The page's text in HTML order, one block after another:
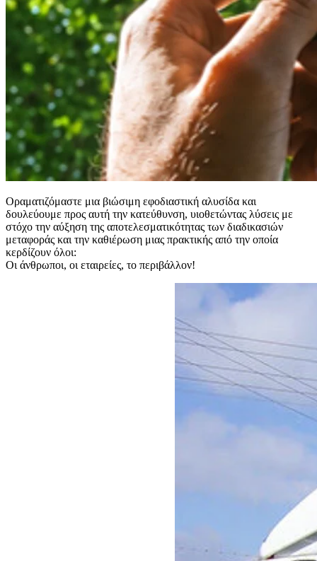
Οραματιζόμαστε μια βιώσιμη εφοδιαστική αλυσίδα και
δουλεύουμε προς αυτή την κατεύθυνση, υιοθετώντας λύσεις με
στόχο την αύξηση της αποτελεσματικότητας των διαδικασιών
μεταφοράς και την καθιέρωση μιας πρακτικής από την οποία
κερδίζουν όλοι:
Οι άνθρωποι, οι εταιρείες, το περιβάλλον!